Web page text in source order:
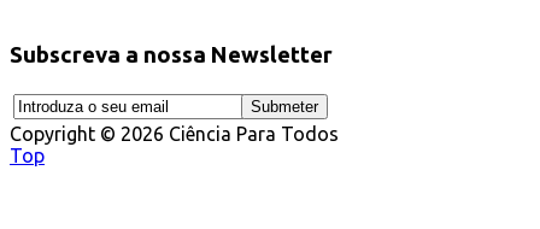
Subscreva a nossa Newsletter
Copyright © 2026 Ciência Para Todos
Top